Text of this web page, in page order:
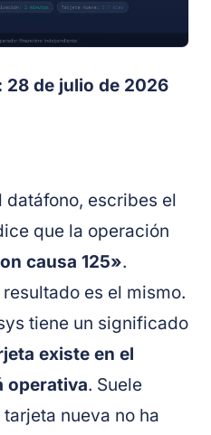
28 de julio de 2026
datáfono, escribes el
que la operación
causa 125».
es el mismo.
tiene un significado
existe en el
operativa. Suele
nueva no ha